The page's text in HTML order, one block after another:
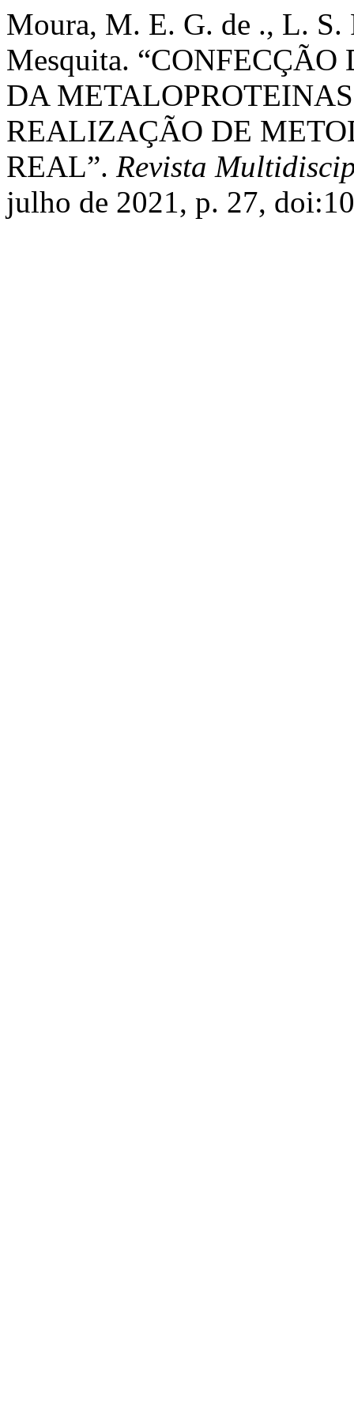
Moura, M. E. G. de ., L. S.
Mesquita. “CONFECÇÃO
DA
REALIZAÇÃO DE
REAL”. Revista
julho de 2021, p. 27,